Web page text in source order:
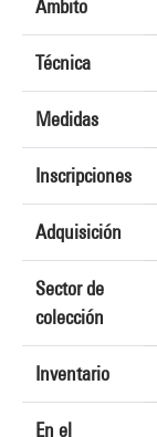
Ámbito
Técnica
Medidas
Inscripciones
Adquisición
Sector de
colección
Inventario
En el